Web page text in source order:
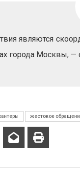
являются
города Москвы, —
жестокое